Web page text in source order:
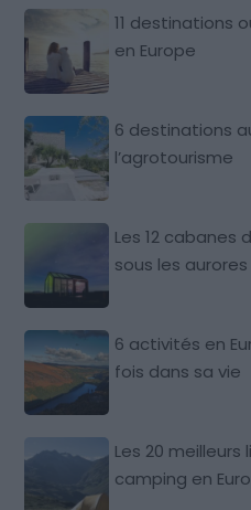
11 destinations
en Europe
6 destinations
l’agrotourisme
Les 12 cabanes
sous les
6 activités en
fois dans sa vie
Les 20 meilleurs
camping en